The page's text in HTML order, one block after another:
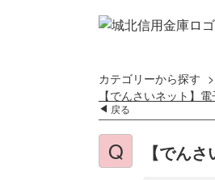
カテゴリーから探す >
【でんさいネット】
戻る
【でん